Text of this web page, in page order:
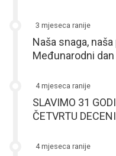
3 mjeseca ranije
Naša snaga,
Međunarodni
4 mjeseca ranije
SLAVIMO 31
ČETVRTU
4 mjeseca ranije